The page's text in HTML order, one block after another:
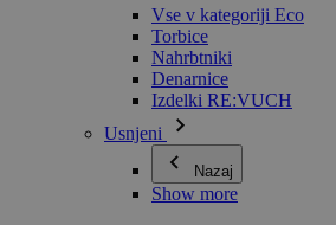
Vse v kategoriji Eco
Torbice
Nahrbtniki
Denarnice
Izdelki RE:VUCH
Usnjeni
Nazaj
Show more